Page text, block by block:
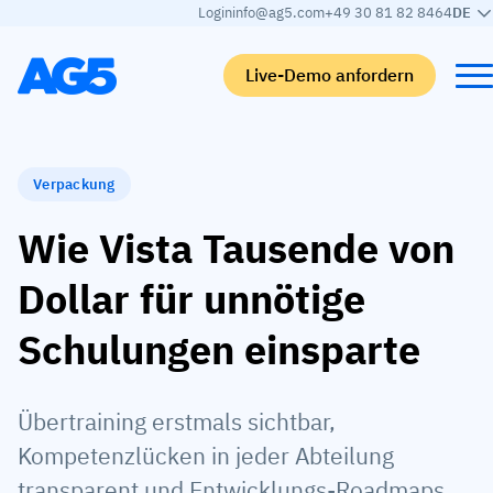
Logininfo@ag5.com+49 30 81 82 8464DE
Live-Demo anfordern
Qualifikationsmatrix
Kompetenzbibliothek
Kompetenzmanagement
Mitarbeiter
Nach branche
Nahrungsmittelbranche
Logistik
Alle Branchen anzeigen
Automobilbranche
Rogers
KLM Cargo
Base Logistics
Lernen
White papers
Partnerprogramm
Support
Verpackung
Wie Vista Tausende von
Dollar für unnötige
Schulungen einsparte
Übertraining erstmals sichtbar,
Kompetenzlücken in jeder Abteilung